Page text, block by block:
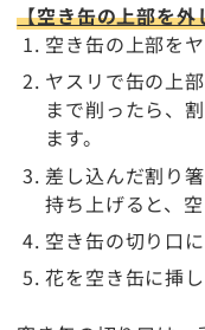
【空き缶の上部を
空き缶の上部を
ヤスリで缶の上
まで削ったら、
ます。
差し込んだ割り
持ち上げると、
空き缶の切り口
花を空き缶に挿し